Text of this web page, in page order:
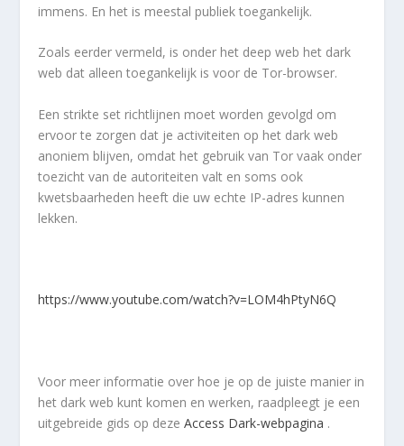
immens. En het is meestal publiek toegankelijk.
Zoals eerder vermeld, is onder het deep web het dark
web dat alleen toegankelijk is voor de Tor-browser.
Een strikte set richtlijnen moet worden gevolgd om
ervoor te zorgen dat je activiteiten op het dark web
anoniem blijven, omdat het gebruik van Tor vaak onder
toezicht van de autoriteiten valt en soms ook
kwetsbaarheden heeft die uw echte IP-adres kunnen
lekken.
https://www.youtube.com/watch?v=LOM4hPtyN6Q
Voor meer informatie over hoe je op de juiste manier in
het dark web kunt komen en werken, raadpleegt je een
uitgebreide gids op dezeAccess Dark-webpagina .